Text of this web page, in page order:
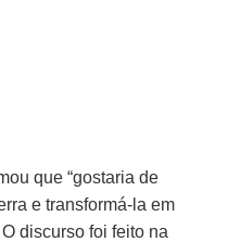
que “gostaria de
e transformá-la em
discurso foi feito na